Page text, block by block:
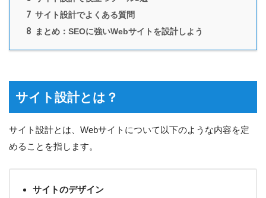
7 サイト設計でよくある質問
8 まとめ：SEOに強いWebサイトを設計しよう
サイト設計とは？
サイト設計とは、Webサイトについて以下のような内容を定
めることを指します。
サイトのデザイン